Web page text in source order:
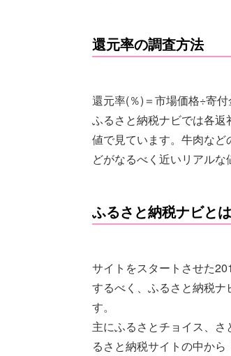
還元率の調査方法
還元率(％)＝市場価格÷寄
ふるさと納税ナビでは各
値で見ています。牛肉な
どがなるべく近いリアルな
ふるさと納税ナビと
サイトをスタートさせた
するべく、ふるさと納税
す。
主にふるさとチョイス、
るさと納税サイトの中か